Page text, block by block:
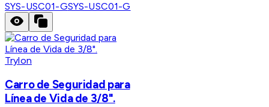
SYS-USC01-GSYS-USC01-G
Trylon
Carro de Seguridad para
Línea de Vida de 3/8".